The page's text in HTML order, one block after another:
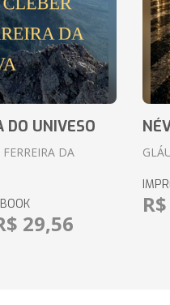
DO UNIVESO
DA
29,56